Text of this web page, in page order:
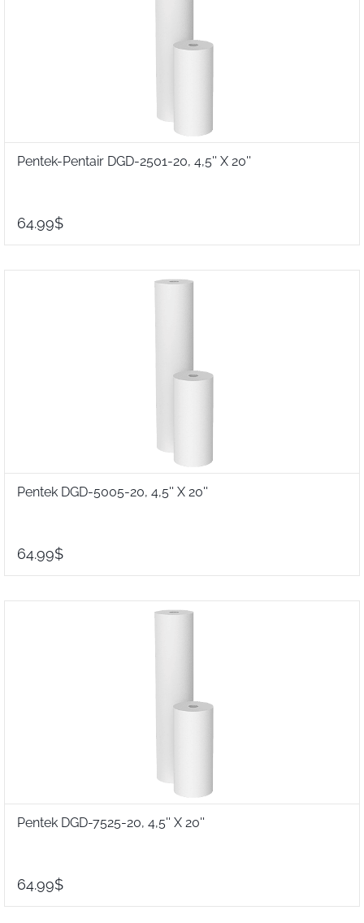
Pentek-Pentair DGD-2501-20, 4,5'' X 20''
64.99$
Pentek DGD-5005-20, 4,5'' X 20''
64.99$
Pentek DGD-7525-20, 4,5'' X 20''
64.99$